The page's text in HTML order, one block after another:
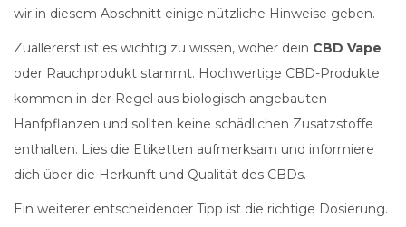
wir in diesem Abschnitt einige nützliche Hinweise geben.
Zuallererst ist es wichtig zu wissen, woher dein CBD Vape
oder Rauchprodukt stammt. Hochwertige CBD-Produkte
kommen in der Regel aus biologisch angebauten
Hanfpflanzen und sollten keine schädlichen Zusatzstoffe
enthalten. Lies die Etiketten aufmerksam und informiere
dich über die Herkunft und Qualität des CBDs.
Ein weiterer entscheidender Tipp ist die richtige Dosierung.